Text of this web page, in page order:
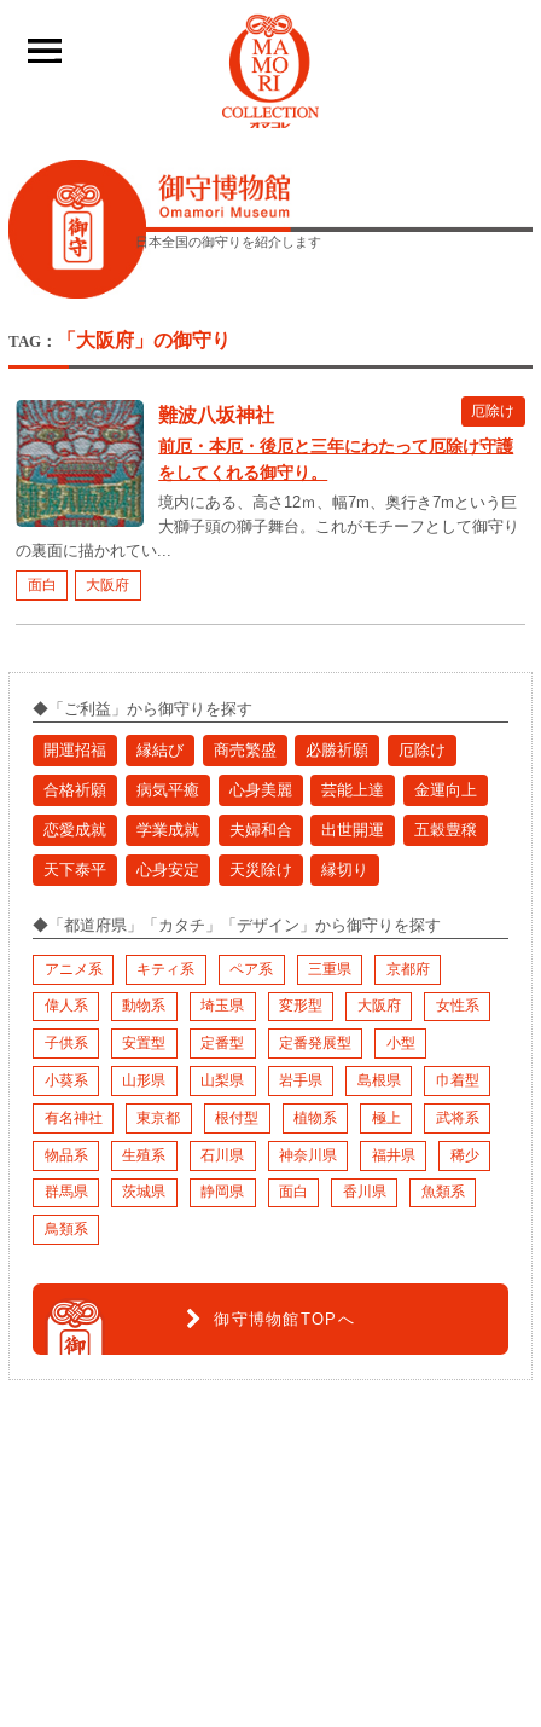
____
日本全国の御守りを紹介します
TAG： 「大阪府」の御守り
難波八坂神社 厄除け
前厄・本厄・後厄と三年にわたって厄除け守護
をしてくれる御守り。
境内にある、高さ12ｍ、幅7m、奥行き7mという巨
大獅子頭の獅子舞台。これがモチーフとして御守り
の裏面に描かれてい...
面白 大阪府
◆「ご利益」から御守りを探す
開運招福 縁結び 商売繁盛 必勝祈願 厄除け
合格祈願 病気平癒 心身美麗 芸能上達 金運向上
恋愛成就 学業成就 夫婦和合 出世開運 五穀豊穣
天下泰平 心身安定 天災除け 縁切り
◆「都道府県」「カタチ」「デザイン」から御守りを探す
アニメ系 キティ系 ペア系 三重県 京都府
偉人系 動物系 埼玉県 変形型 大阪府 女性系
子供系 安置型 定番型 定番発展型 小型
小葵系 山形県 山梨県 岩手県 島根県 巾着型
有名神社 東京都 根付型 植物系 極上 武将系
物品系 生殖系 石川県 神奈川県 福井県 稀少
群馬県 茨城県 静岡県 面白 香川県 魚類系
鳥類系
御守博物館TOPへ